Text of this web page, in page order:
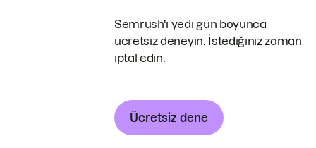
Semrush'ı yedi gün boyunca
ücretsiz deneyin. İstediğiniz zaman
iptal edin.
Ücretsiz dene